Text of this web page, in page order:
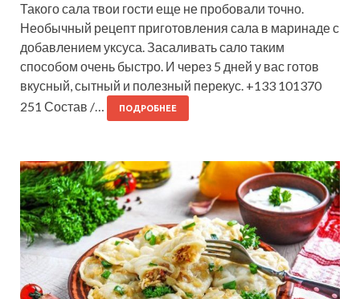
Такого сала твои гости еще не пробовали точно.
Необычный рецепт приготовления сала в маринаде с
добавлением уксуса. Засаливать сало таким
способом очень быстро. И через 5 дней у вас готов
вкусный, сытный и полезный перекус. +133 101370
251 Состав /…
ПОДРОБНЕЕ